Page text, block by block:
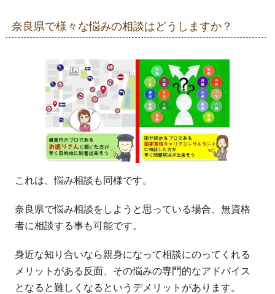
奈良県で様々な悩みの相談はどうしますか？
これは、悩み相談も同様です。
奈良県で悩み相談をしようと思っている場合、無資格
者に相談する事も可能です。
身近な知り合いなら親身になって相談にのってくれる
メリットがある反面、その悩みの専門的なアドバイス
となると難しくなるというデメリットがあります。